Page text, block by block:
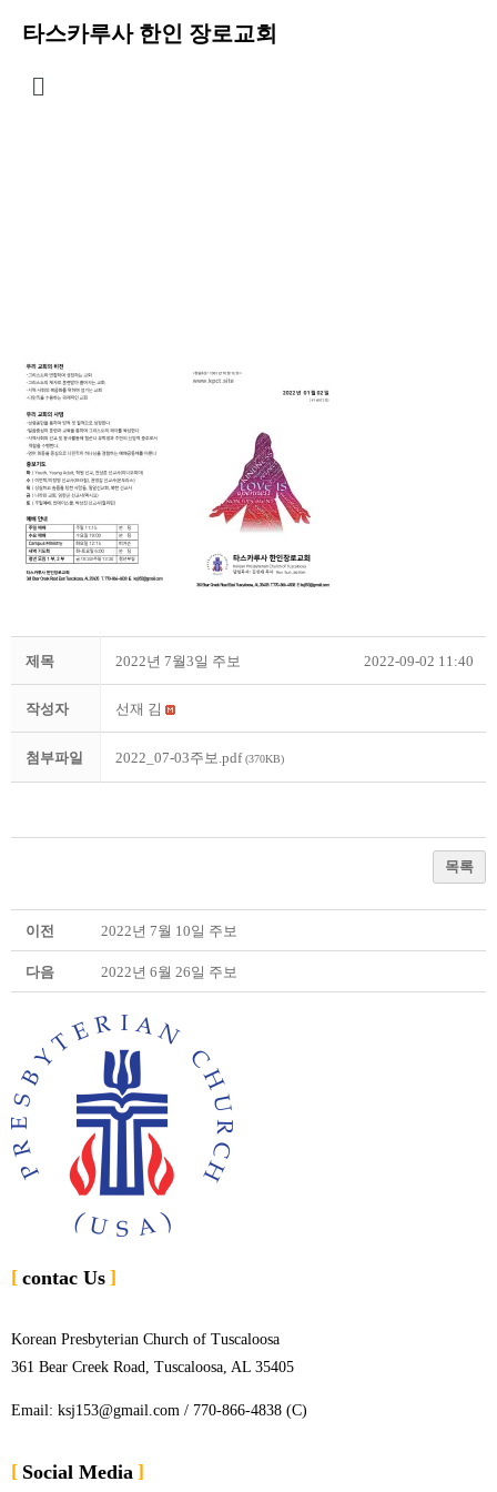
타스카루사 한인 장로교회
제목 2022년 7월3일 주보 2022-09-02 11:40
작성자 선재 김
첨부파일 2022_07-03주보.pdf(370KB)
목록
이전 2022년 7월 10일 주보
다음 2022년 6월 26일 주보
contac Us
Korean Presbyterian Church of Tuscaloosa
361 Bear Creek Road, Tuscaloosa, AL 35405
Email: ksj153@gmail.com / 770-866-4838 (C)
Social Media